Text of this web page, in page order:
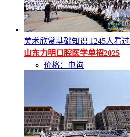
美术欣赏基础知识 1245人看过
山东力明口腔医学单招2025
价格：电询